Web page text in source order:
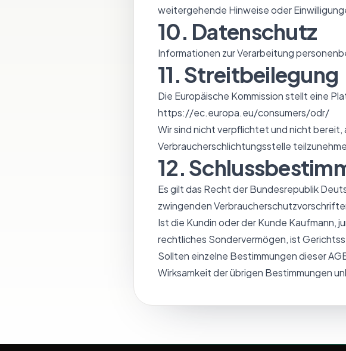
weitergehende Hinweise oder
10. Datenschutz
Informationen zur Verarbeitung
11. Streitbeilegung
Die Europäische Kommission stellt eine
https://ec.europa.eu/consumers/odr/
Wir sind nicht verpflichtet und nicht
Verbraucherschlichtungsstelle
12.
Es gilt das Recht der Bundesrepublik
zwingenden
Ist die Kundin oder der Kunde
rechtliches Sondervermögen, ist
Sollten einzelne Bestimmungen dieser
Wirksamkeit der übrigen Bestimmungen